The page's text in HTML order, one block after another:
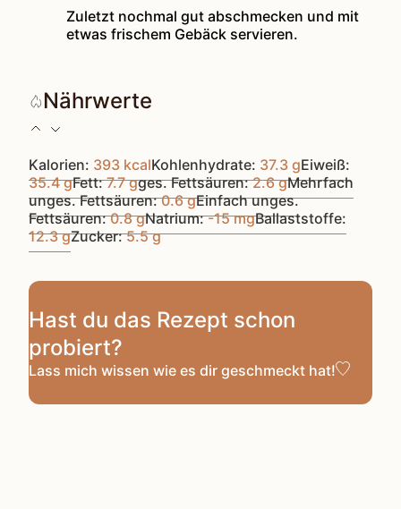
Zuletzt nochmal gut abschmecken und mit
etwas frischem Gebäck servieren.
Nährwerte
Kalorien: 393 kcalKohlenhydrate: 37.3 gEiweiß:
35.4 gFett:7.7 gges. Fettsäuren:2.6 gMehrfach
unges. Fettsäuren:0.6 gEinfach unges.
Fettsäuren:0.8 gNatrium:-15 mgBallaststoffe:
12.3 gZucker:5.5 g
Hast du das Rezept schon
probiert?
Lass mich wissen wie es dir geschmeckt hat!